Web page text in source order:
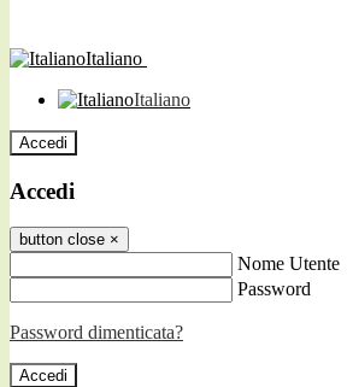
Italiano
Italiano
Accedi
Accedi
button close ×
Nome Utente
Password
Password dimenticata?